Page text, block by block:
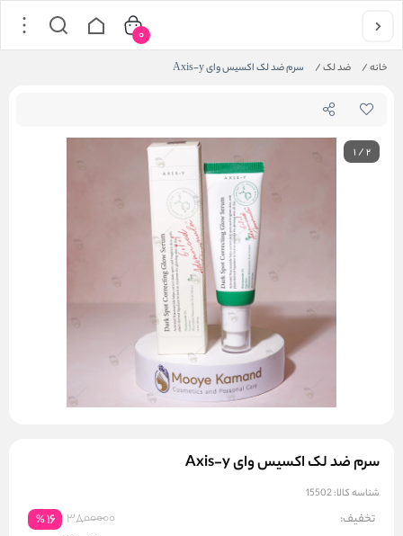
خانه/ ضد لک/ سرم ضد لک اکسیس وای Axis-y
0
1/2
سرم ضد لک اکسیس وای Axis-y
شناسه کالا:15502
تخفیف: 3800000
16
%